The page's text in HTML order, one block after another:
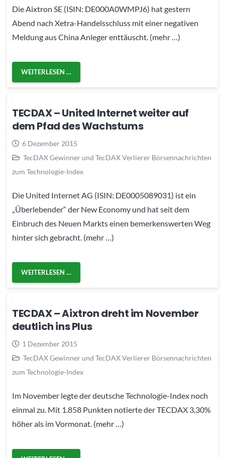
Die Aixtron SE (ISIN: DE000A0WMPJ6) hat gestern
Abend nach Xetra-Handelsschluss mit einer negativen
Meldung aus China Anleger enttäuscht. (mehr …)
WEITERLESEN …
TECDAX – United Internet weiter auf
dem Pfad des Wachstums
6 Dezember 2015
TecDAX Gewinner und TecDAX Verlierer Börsennachrichten
zum Technologie-Index
Die United Internet AG (ISIN: DE0005089031) ist ein
„Überlebender“ der New Economy und hat seit dem
Einbruch des Neuen Markts einen bemerkenswerten Weg
hinter sich gebracht. (mehr …)
WEITERLESEN …
TECDAX – Aixtron dreht im November
deutlich ins Plus
1 Dezember 2015
TecDAX Gewinner und TecDAX Verlierer Börsennachrichten
zum Technologie-Index
Im November legte der deutsche Technologie-Index noch
einmal zu. Mit 1.858 Punkten notierte der TECDAX 3,30%
höher als im Vormonat. (mehr …)